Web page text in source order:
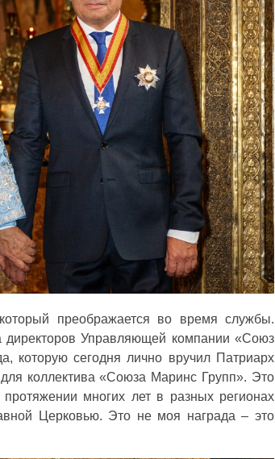
преображается во время службы.
директоров Управляющей компании «Союз
которую сегодня лично вручил Патриарх
коллектива «Союза Маринс Групп». Это
многих лет в разных регионах
Церковью. Это не моя награда – это